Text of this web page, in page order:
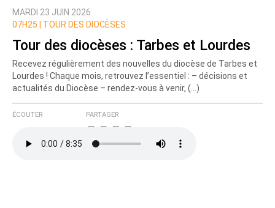
MARDI 23 JUIN 2026
07H25 |
TOUR DES DIOCÈSES
Tour des diocèses : Tarbes et Lourdes
Recevez régulièrement des nouvelles du diocèse de Tarbes et
Lourdes ! Chaque mois, retrouvez l’essentiel : – décisions et
actualités du Diocèse – rendez-vous à venir, (…)
ÉCOUTER PARTAGER